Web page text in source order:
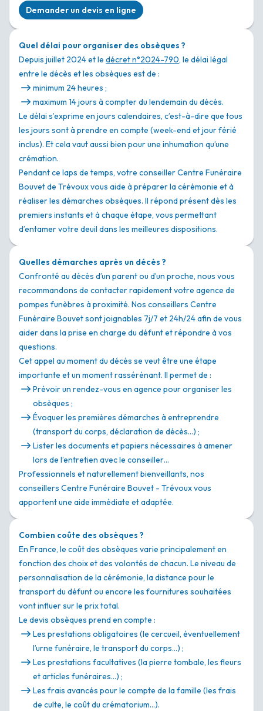
Demander un devis en ligne
Quel délai pour organiser des obsèques ?
Depuis juillet 2024 et le décret n°2024-790, le délai légal
entre le décès et les obsèques est de :
minimum 24 heures ;
maximum 14 jours à compter du lendemain du décès.
Le délai s’exprime en jours calendaires, c’est-à-dire que tous
les jours sont à prendre en compte (week-end et jour férié
inclus). Et cela vaut aussi bien pour une inhumation qu’une
crémation.
Pendant ce laps de temps, votre conseiller Centre Funéraire
Bouvet de Trévoux vous aide à préparer la cérémonie et à
réaliser les démarches obsèques. Il répond présent dès les
premiers instants et à chaque étape, vous permettant
d’entamer votre deuil dans les meilleures dispositions.
Quelles démarches après un décès ?
Confronté au décès d’un parent ou d’un proche, nous vous
recommandons de contacter rapidement votre agence de
pompes funèbres à proximité. Nos conseillers Centre
Funéraire Bouvet sont joignables 7j/7 et 24h/24 afin de vous
aider dans la prise en charge du défunt et répondre à vos
questions.
Cet appel au moment du décès se veut être une étape
importante et un moment rassérénant. Il permet de :
Prévoir un rendez-vous en agence pour organiser les
obsèques ;
Évoquer les premières démarches à entreprendre
(transport du corps, déclaration de décès…) ;
Lister les documents et papiers nécessaires à amener
lors de l’entretien avec le conseiller…
Professionnels et naturellement bienveillants, nos
conseillers Centre Funéraire Bouvet - Trévoux vous
apportent une aide immédiate et adaptée.
Combien coûte des obsèques ?
En France, le coût des obsèques varie principalement en
fonction des choix et des volontés de chacun. Le niveau de
personnalisation de la cérémonie, la distance pour le
transport du défunt ou encore les fournitures souhaitées
vont influer sur le prix total.
Le devis obsèques prend en compte :
Les prestations obligatoires (le cercueil, éventuellement
l’urne funéraire, le transport du corps…) ;
Les prestations facultatives (la pierre tombale, les fleurs
et articles funéraires…) ;
Les frais avancés pour le compte de la famille (les frais
de culte, le coût du crématorium…).